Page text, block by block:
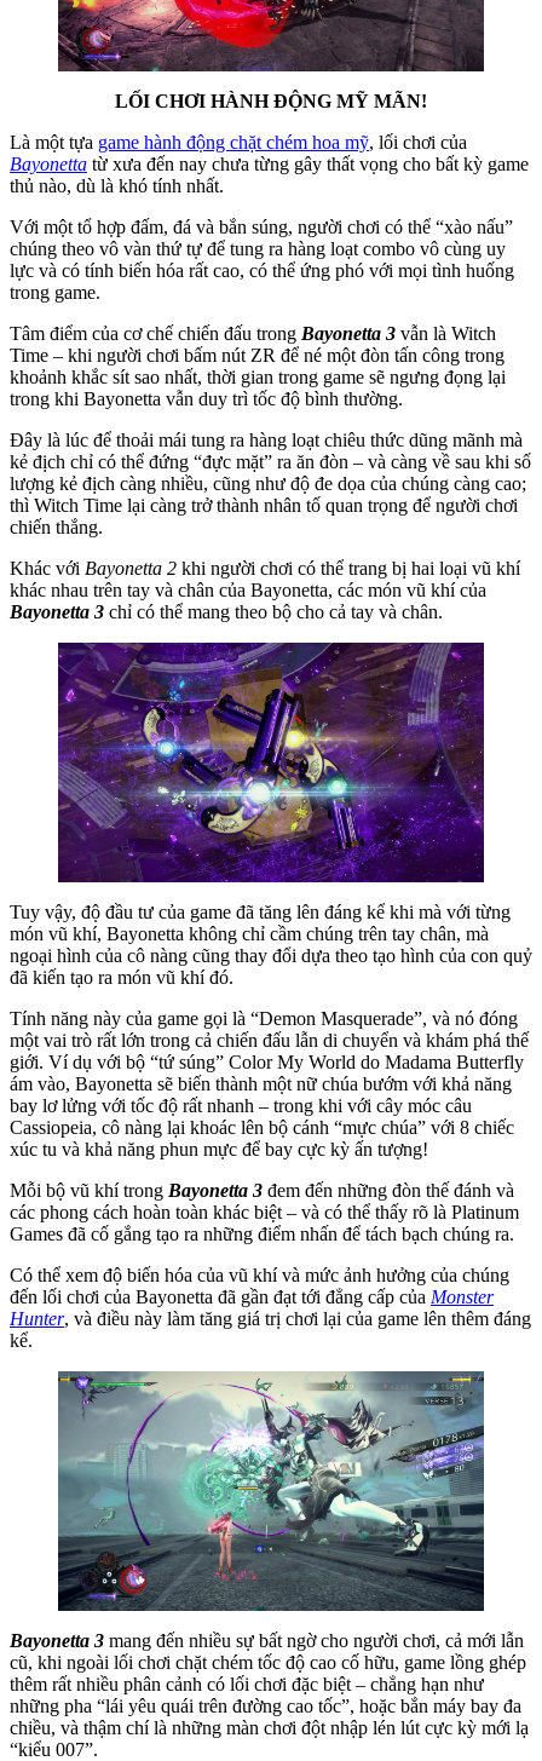
LỐI CHƠI HÀNH ĐỘNG MỸ MÃN!
Là một tựa game hành động chặt chém hoa mỹ, lối chơi của
Bayonetta từ xưa đến nay chưa từng gây thất vọng cho bất kỳ game
thủ nào, dù là khó tính nhất.
Với một tổ hợp đấm, đá và bắn súng, người chơi có thể “xào nấu”
chúng theo vô vàn thứ tự để tung ra hàng loạt combo vô cùng uy
lực và có tính biến hóa rất cao, có thể ứng phó với mọi tình huống
trong game.
Tâm điểm của cơ chế chiến đấu trong Bayonetta 3 vẫn là Witch
Time – khi người chơi bấm nút ZR để né một đòn tấn công trong
khoảnh khắc sít sao nhất, thời gian trong game sẽ ngưng đọng lại
trong khi Bayonetta vẫn duy trì tốc độ bình thường.
Đây là lúc để thoải mái tung ra hàng loạt chiêu thức dũng mãnh mà
kẻ địch chỉ có thể đứng “đực mặt” ra ăn đòn – và càng về sau khi số
lượng kẻ địch càng nhiều, cũng như độ đe dọa của chúng càng cao;
thì Witch Time lại càng trở thành nhân tố quan trọng để người chơi
chiến thắng.
Khác với Bayonetta 2 khi người chơi có thể trang bị hai loại vũ khí
khác nhau trên tay và chân của Bayonetta, các món vũ khí của
Bayonetta 3 chỉ có thể mang theo bộ cho cả tay và chân.
Tuy vậy, độ đầu tư của game đã tăng lên đáng kể khi mà với từng
món vũ khí, Bayonetta không chỉ cầm chúng trên tay chân, mà
ngoại hình của cô nàng cũng thay đổi dựa theo tạo hình của con quỷ
đã kiến tạo ra món vũ khí đó.
Tính năng này của game gọi là “Demon Masquerade”, và nó đóng
một vai trò rất lớn trong cả chiến đấu lẫn di chuyển và khám phá thế
giới. Ví dụ với bộ “tứ súng” Color My World do Madama Butterfly
ám vào, Bayonetta sẽ biến thành một nữ chúa bướm với khả năng
bay lơ lửng với tốc độ rất nhanh – trong khi với cây móc câu
Cassiopeia, cô nàng lại khoác lên bộ cánh “mực chúa” với 8 chiếc
xúc tu và khả năng phun mực để bay cực kỳ ấn tượng!
Mỗi bộ vũ khí trong Bayonetta 3 đem đến những đòn thế đánh và
các phong cách hoàn toàn khác biệt – và có thể thấy rõ là Platinum
Games đã cố gắng tạo ra những điểm nhấn để tách bạch chúng ra.
Có thể xem độ biến hóa của vũ khí và mức ảnh hưởng của chúng
đến lối chơi của Bayonetta đã gần đạt tới đẳng cấp của Monster
Hunter, và điều này làm tăng giá trị chơi lại của game lên thêm đáng
kể.
Bayonetta 3 mang đến nhiều sự bất ngờ cho người chơi, cả mới lẫn
cũ, khi ngoài lối chơi chặt chém tốc độ cao cố hữu, game lồng ghép
thêm rất nhiều phân cảnh có lối chơi đặc biệt – chẳng hạn như
những pha “lái yêu quái trên đường cao tốc”, hoặc bắn máy bay đa
chiều, và thậm chí là những màn chơi đột nhập lén lút cực kỳ mới lạ
“kiểu 007”.